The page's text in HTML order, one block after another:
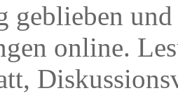
geblieben
online.